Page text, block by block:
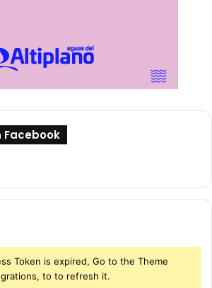
Facebook
Token is expired, Go to the Theme
to to refresh it.